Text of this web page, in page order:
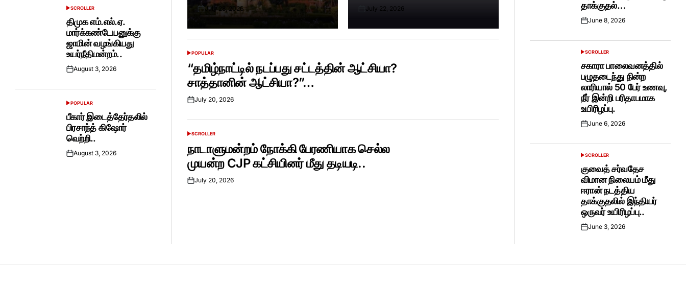
PostedJuly 28, 2026
Posted
July 22, 2026
POSTED
POPULAR
“தமிழ்நாட்டில் நடப்பது சட்டத்தின் ஆட்சியா?
சாத்தானின் ஆட்சியா?”…
Posted
July 20, 2026
POSTED
SCROLLER
நாடாளுமன்றம் நோக்கி பேரணியாக செல்ல
முயன்ற CJP கட்சியினர் மீது தடியடி..
Posted
July 20, 2026
POSTED
IN
SCROLLER
திமுக எம்.எல்.ஏ.
மார்க்கண்டேயனுக்கு
ஜாமின் வழங்கியது
உயர்நீதிமன்றம்..
Posted
August 3, 2026
POSTED
IN
POPULAR
பீகார் இடைத்தேர்தலில்
பிரசாந்த் கிஷோர்
வெற்றி..
Posted
August 3, 2026
தாக்குதல்…
Posted
June 8, 2026
POSTED
SCROLLER
சகாரா பாலைவனத்தில்
பழுதடைந்து நின்ற
லாரியால் 50 பேர் உணவு,
நீர் இன்றி பரிதாபமாக
உயிரிழப்பு.
Posted
June 6, 2026
POSTED
SCROLLER
குவைத் சர்வதேச
விமான நிலையம் மீது
ஈரான் நடத்திய
தாக்குதலில் இந்தியர்
ஒருவர் உயிரிழப்பு..
Posted
June 3, 2026